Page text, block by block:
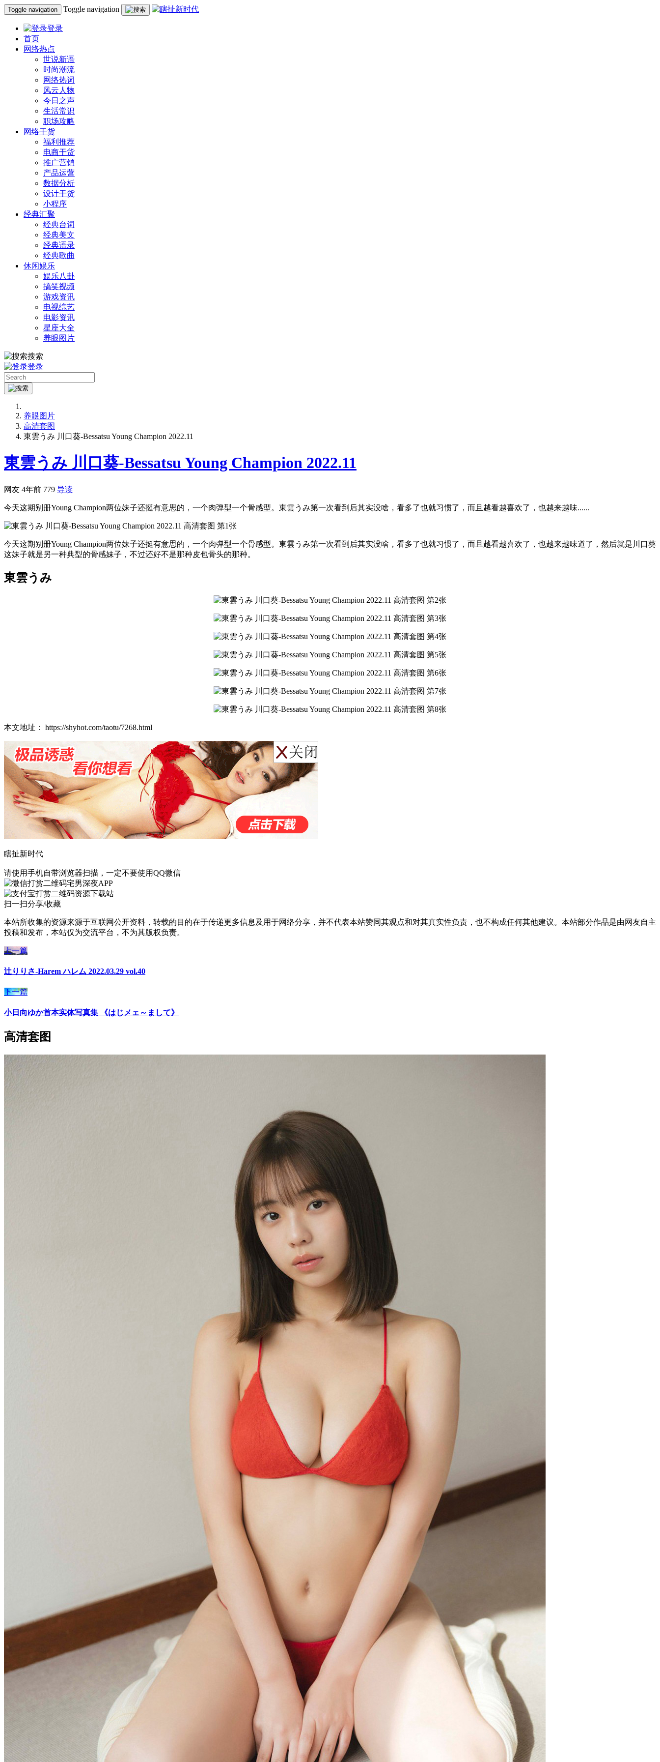
Toggle navigation Toggle navigation
登录
首页
网络热点
世说新语
时尚潮流
网络热词
风云人物
今日之声
生活常识
职场攻略
网络干货
福利推荐
电商干货
推广营销
产品运营
数据分析
设计干货
小程序
经典汇聚
经典台词
经典美文
经典语录
经典歌曲
休闲娱乐
娱乐八卦
搞笑视频
游戏资讯
电视综艺
电影资讯
星座大全
养眼图片
搜索
登录
养眼图片
高清套图
東雲うみ 川口葵-Bessatsu Young Champion 2022.11
東雲うみ 川口葵-Bessatsu Young Champion 2022.11
网友 4年前 779 导读
今天这期别册Young Champion两位妹子还挺有意思的，一个肉弹型一个骨感型。東雲うみ第一次看到后其实没啥，看多了也就习惯了，而且越看越喜欢了，也越来越味......
今天这期别册Young Champion两位妹子还挺有意思的，一个肉弹型一个骨感型。東雲うみ第一次看到后其实没啥，看多了也就习惯了，而且越看越喜欢了，也越来越味道了，然后就是川口葵
这妹子就是另一种典型的骨感妹子，不过还好不是那种皮包骨头的那种。
東雲うみ
本文地址： https://shyhot.com/taotu/7268.html
瞎扯新时代
请使用手机自带浏览器扫描，一定不要使用QQ微信
宅男深夜APP
资源下载站
扫一扫分享/收藏
本站所收集的资源来源于互联网公开资料，转载的目的在于传递更多信息及用于网络分享，并不代表本站赞同其观点和对其真实性负责，也不构成任何其他建议。本站部分作品是由网友自主
投稿和发布，本站仅为交流平台，不为其版权负责。
上一篇
辻りりさ-Harem ハレム 2022.03.29 vol.40
下一篇
小日向ゆか首本实体写真集 《はじメェ～まして》
高清套图